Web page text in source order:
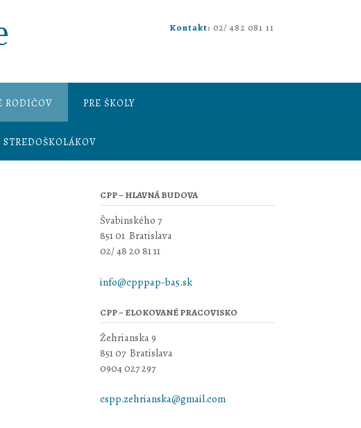
Kontakt: 02/ 482 081 11
RODIČOV PRE ŠKOLY
STREDOŠKOLÁKOV
CPP – HLAVNÁ BUDOVA
Švabinského 7
851 01 Bratislava
02/ 48 20 81 11
info@cpppap-ba5.sk
CPP – ELOKOVANÉ PRACOVISKO
Žehrianska 9
851 07 Bratislava
0904 027 297
cspp.zehrianska@gmail.com